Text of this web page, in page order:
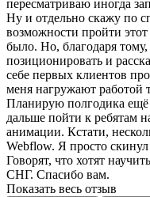
пересматриваю иногда
Ну и отдельно скажу по
возможности пройти
было. Но, благодаря
позиционировать и
себе первых клиентов
меня нагружают работой
Планирую полгодика ещё
дальше пойти к ребятам
анимации. Кстати,
Webflow. Я просто
Говорят, что хотят
СНГ. Спасибо вам.
Показать весь отзыв